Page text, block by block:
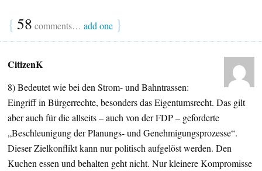
{ 58 comments… add one }
CitizenK
8) Bedeutet wie bei den Strom- und Bahntrassen:
Eingriff in Bürgerrechte, besonders das Eigentumsrecht. Das gilt
aber auch für die allseits – auch von der FDP – geforderte
„Beschleunigung der Planungs- und Genehmigungsprozesse“.
Dieser Zielkonflikt kann nur politisch aufgelöst werden. Den
Kuchen essen und behalten geht nicht. Nur kleinere Kompromisse